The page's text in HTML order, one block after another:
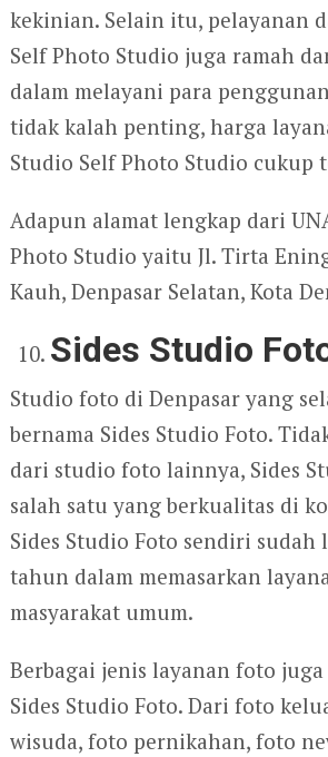
kekinian. Selain itu, pelayanan
Self Photo Studio juga ramah
dalam melayani para
tidak kalah penting, harga
Studio Self Photo Studio cukup
Adapun alamat lengkap dari
Photo Studio yaitu Jl. Tirta
Kauh, Denpasar Selatan, Kota
Sides Studio
Studio foto di Denpasar yang
bernama Sides Studio Foto.
dari studio foto lainnya, Sides
salah satu yang berkualitas di
Sides Studio Foto sendiri
tahun dalam memasarkan
masyarakat umum.
Berbagai jenis layanan foto
Sides Studio Foto. Dari foto
wisuda, foto pernikahan, foto